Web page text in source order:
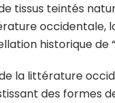
tissus teintés
occidentale,
historique de
la littérature
des formes